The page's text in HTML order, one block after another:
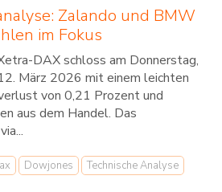
Zalando und BMW
im Fokus
DAX schloss am Donnerstag,
März 2026 mit einem leichten
von 0,21 Prozent und
aus dem Handel. Das
Dowjones
Technische Analyse